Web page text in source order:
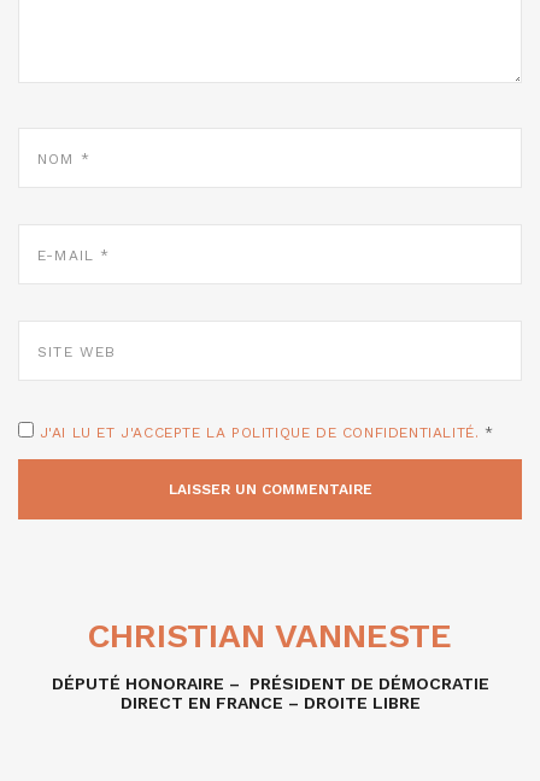
MAIL
WEB
J'AI LU ET J'ACCEPTE LA POLITIQUE DE CONFIDENTIALITÉ. *
CHRISTIAN VANNESTE
DÉPUTÉ HONORAIRE – PRÉSIDENT DE DÉMOCRATIE
DIRECT EN FRANCE – DROITE LIBRE